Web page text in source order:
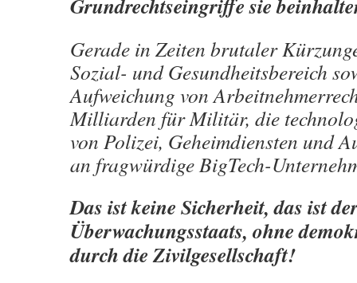
Gerade in Zeiten brutaler
Sozial- und Gesundheitsbereich
Aufweichung von
Milliarden für Militär, die
von Polizei, Geheimdiensten und
an fragwürdige BigTech-
Das ist keine Sicherheit, das ist
Überwachungsstaats, ohne
durch die Zivilgesellschaft!